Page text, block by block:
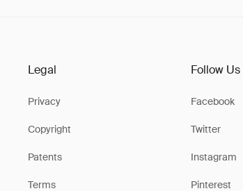
Legal
Privacy
Copyright
Patents
Terms
Follow Us
Facebook
Twitter
Instagram
Pinterest